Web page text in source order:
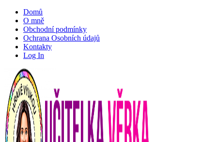
Domů
O mně
Obchodní podmínky
Ochrana Osobních údajů
Kontakty
Log In